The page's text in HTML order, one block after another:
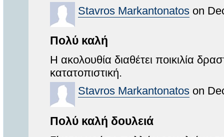
Stavros Markantonatos on
Πολύ καλή
Η ακολουθία διαθέτει ποικιλία
κατατοπιστική.
Stavros Markantonatos on
Πολύ καλή δουλειά